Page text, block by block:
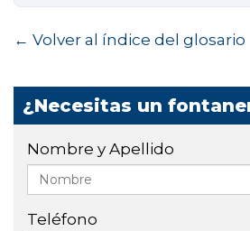
← Volver al índice del glosario
¿Necesitas un
Nombre y Apellido
Teléfono